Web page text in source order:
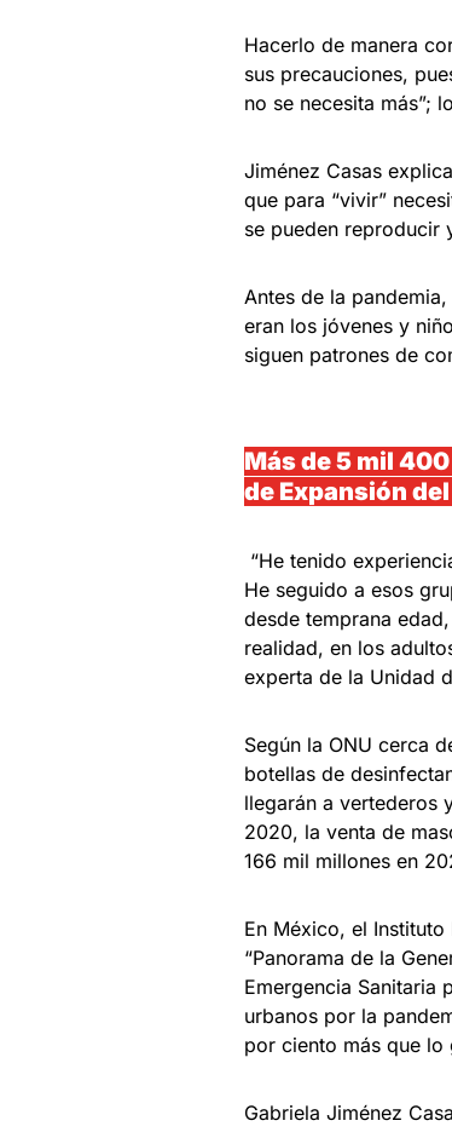
Hacerlo de manera
sus precauciones,
no se necesita más”;
Jiménez Casas
que para “vivir”
se pueden reproducir
Antes de la
eran los jóvenes y
siguen patrones de
Más de 5 mil
de Expansión
“He tenido
He seguido a esos
desde temprana
realidad, en los
experta de la Unidad
Según la ONU cerca
botellas de
llegarán a vertederos
2020, la venta de
166 mil millones en
En México, el
“Panorama de la
Emergencia Sanitaria
urbanos por la
por ciento más que lo
Gabriela Jiménez